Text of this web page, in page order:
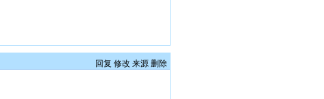
回复 修改 来源 删除